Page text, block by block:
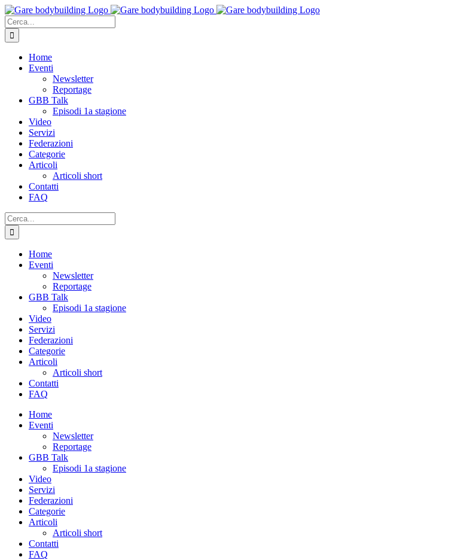
Salta
al
contenuto
Cerca
per:
Home
Eventi
Newsletter
Reportage
GBB Talk
Episodi 1a stagione
Video
Servizi
Federazioni
Categorie
Articoli
Articoli short
Contatti
FAQ
Cerca
per:
Home
Eventi
Newsletter
Reportage
GBB Talk
Episodi 1a stagione
Video
Servizi
Federazioni
Categorie
Articoli
Articoli short
Contatti
FAQ
Home
Eventi
Newsletter
Reportage
GBB Talk
Episodi 1a stagione
Video
Servizi
Federazioni
Categorie
Articoli
Articoli short
Contatti
FAQ